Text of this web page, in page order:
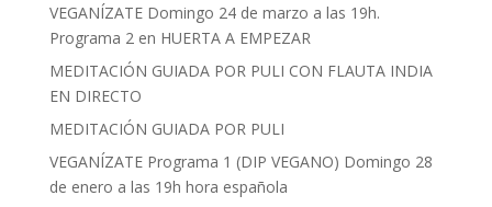
VEGANÍZATE Domingo 24 de marzo a las 19h.
Programa 2 en HUERTA A EMPEZAR
MEDITACIÓN GUIADA POR PULI CON FLAUTA INDIA
EN DIRECTO
MEDITACIÓN GUIADA POR PULI
VEGANÍZATE Programa 1 (DIP VEGANO) Domingo 28
de enero a las 19h hora española